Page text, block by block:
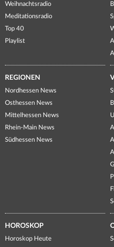
Weihnachtsradio
Meditationsradio
Top 40
Playlist
REGIONEN
Nordhessen News
Osthessen News
Mittelhessen News
Rhein-Main News
Südhessen News
HOROSKOP
Horoskop Heute